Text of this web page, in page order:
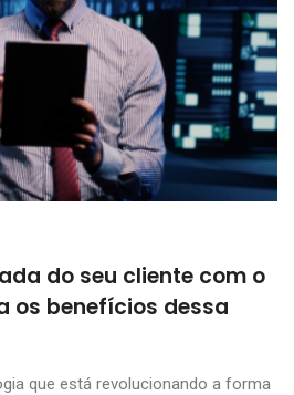
do seu cliente com o
os benefícios dessa
que está revolucionando a forma